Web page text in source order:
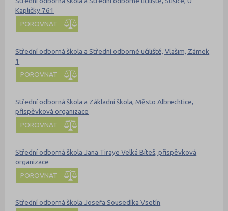
Kapličky 761
POROVNAT
Střední odborná škola a Střední odborné učiliště, Vlašim, Zámek
1
POROVNAT
Střední odborná škola a Základní škola, Město Albrechtice,
příspěvková organizace
POROVNAT
Střední odborná škola Jana Tiraye Velká Bíteš, příspěvková
organizace
POROVNAT
Střední odborná škola Josefa Sousedíka Vsetín